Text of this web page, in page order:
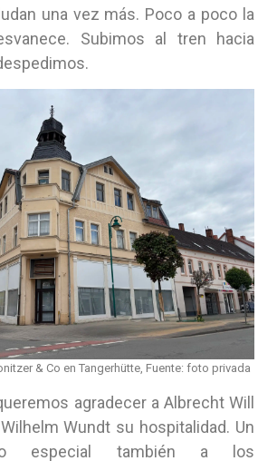
una vez más. Poco a poco la
Subimos al tren hacia
& Co en Tangerhütte, Fuente: foto privada
agradecer a Albrecht Will
Wundt su hospitalidad. Un
especial también a los